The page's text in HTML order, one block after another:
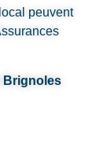
peuvent
Brignoles